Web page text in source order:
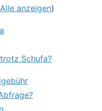
Alle anzeigen)
Schufa?